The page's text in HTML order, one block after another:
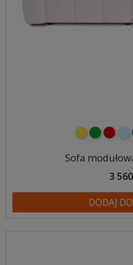
żółtyzielony
Sofa
3
DODAJ